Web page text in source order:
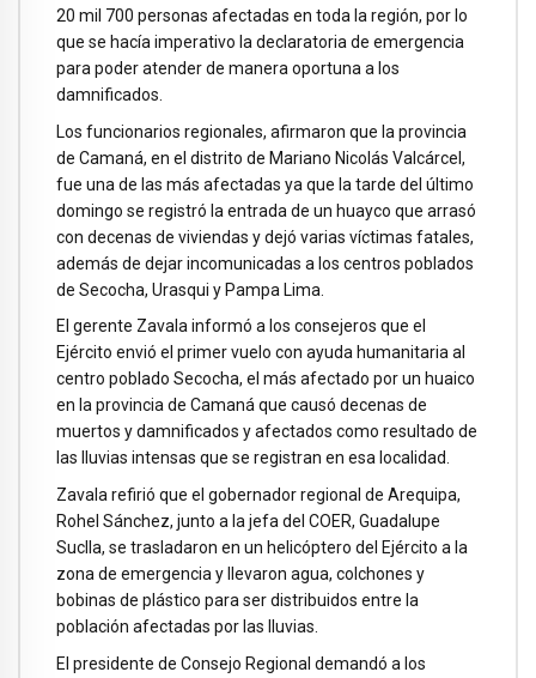
20 mil 700 personas afectadas en toda la región, por lo
que se hacía imperativo la declaratoria de emergencia
para poder atender de manera oportuna a los
damnificados.
Los funcionarios regionales, afirmaron que la provincia
de Camaná, en el distrito de Mariano Nicolás Valcárcel,
fue una de las más afectadas ya que la tarde del último
domingo se registró la entrada de un huayco que arrasó
con decenas de viviendas y dejó varias víctimas fatales,
además de dejar incomunicadas a los centros poblados
de Secocha, Urasqui y Pampa Lima.
El gerente Zavala informó a los consejeros que el
Ejército envió el primer vuelo con ayuda humanitaria al
centro poblado Secocha, el más afectado por un huaico
en la provincia de Camaná que causó decenas de
muertos y damnificados y afectados como resultado de
las lluvias intensas que se registran en esa localidad.
Zavala refirió que el gobernador regional de Arequipa,
Rohel Sánchez, junto a la jefa del COER, Guadalupe
Suclla, se trasladaron en un helicóptero del Ejército a la
zona de emergencia y llevaron agua, colchones y
bobinas de plástico para ser distribuidos entre la
población afectadas por las lluvias.
El presidente de Consejo Regional demandó a los